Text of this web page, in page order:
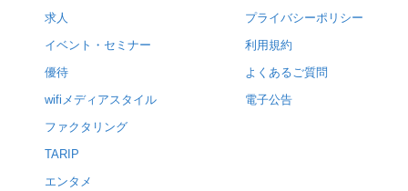
求人
イベント・セミナー
優待
wifiメディアスタイル
ファクタリング
TARIP
エンタメ
プライバシーポリシー
利用規約
よくあるご質問
電子公告